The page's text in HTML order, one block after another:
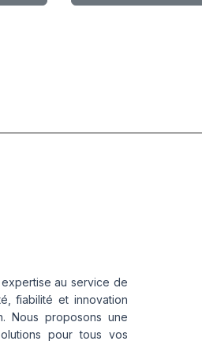
expertise au service de
fiabilité et innovation
Nous proposons une
pour tous vos